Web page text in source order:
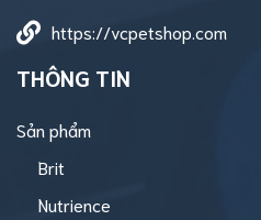
https://vcpetshop.com
THÔNG TIN
Sản phẩm
Brit
Nutrience